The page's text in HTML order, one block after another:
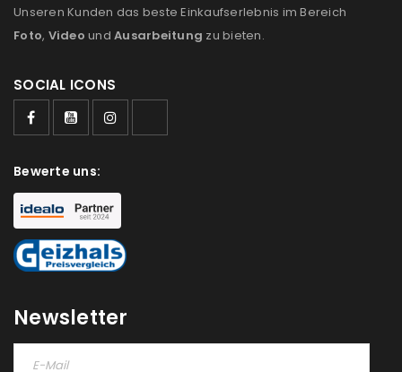
deine E-Mail-Adresse gesendet.
NEWSLETTER ABONNIEREN
Please select all the ways you would like to hear from
Ich stimme zu
akzeptiere die
REGISTRIEREN
Unseren Kunden das beste Einkaufserlebnis im Bereich
Foto, Video und Ausarbeitung zu bieten.
SOCIAL ICONS
Bewerte uns:
Newsletter